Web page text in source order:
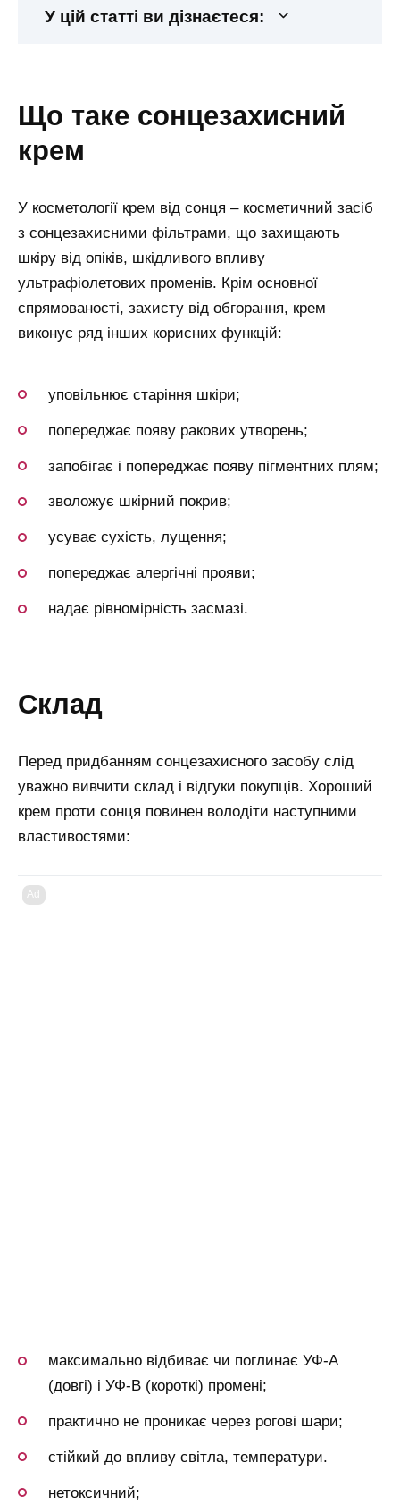
У цій статті ви дізнаєтеся:
що таке сонцезахисний
крем
У косметології крем від сонця – косметичний засіб
з сонцезахисними фільтрами, що захищають
шкіру від опіків, шкідливого впливу
ультрафіолетових променів. Крім основної
спрямованості, захисту від обгорання, крем
виконує ряд інших корисних функцій:
уповільнює старіння шкіри;
попереджає появу ракових утворень;
запобігає і попереджає появу пігментних плям;
зволожує шкірний покрив;
усуває сухість, лущення;
попереджає алергічні прояви;
надає рівномірність засмазі.
склад
Перед придбанням сонцезахисного засобу слід
уважно вивчити склад і відгуки покупців. Хороший
крем проти сонця повинен володіти наступними
властивостями:
Ad
максимально відбиває чи поглинає УФ-А
(довгі) і УФ-В (короткі) промені;
практично не проникає через рогові шари;
стійкий до впливу світла, температури.
нетоксичний;